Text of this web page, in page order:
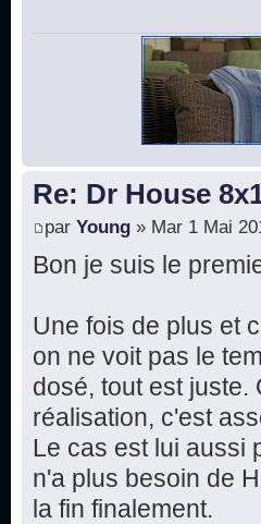
Re: Dr House
par Young » Mar 1 Mai
Bon je suis le
Une fois de plus et
on ne voit pas le
dosé, tout est
réalisation, c'est
Le cas est lui aussi
n'a plus besoin de
la fin finalement.